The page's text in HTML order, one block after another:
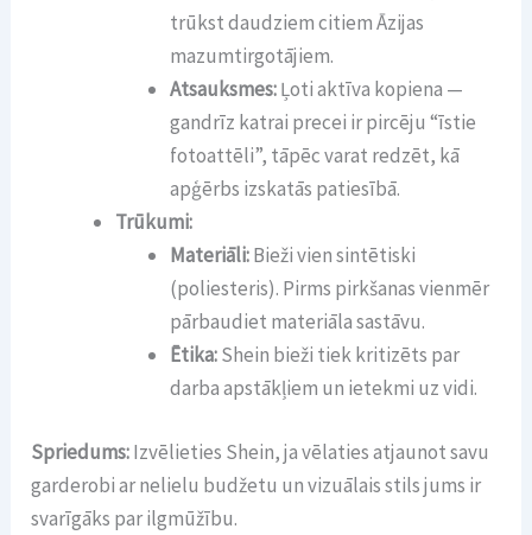
trūkst daudziem citiem Āzijas
mazumtirgotājiem.
Atsauksmes:Ļoti aktīva kopiena —
gandrīz katrai precei ir pircēju “īstie
fotoattēli”, tāpēc varat redzēt, kā
apģērbs izskatās patiesībā.
Trūkumi:
Materiāli:Bieži vien sintētiski
(poliesteris). Pirms pirkšanas vienmēr
pārbaudiet materiāla sastāvu.
Ētika:Shein bieži tiek kritizēts par
darba apstākļiem un ietekmi uz vidi.
Spriedums:Izvēlieties Shein, ja vēlaties atjaunot savu
garderobi ar nelielu budžetu un vizuālais stils jums ir
svarīgāks par ilgmūžību.